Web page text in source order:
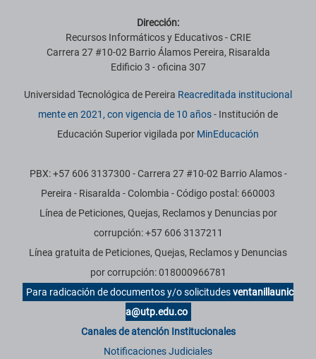
Dirección:
Recursos Informáticos y Educativos - CRIE
Carrera 27 #10-02 Barrio Álamos Pereira, Risaralda
Edificio 3 - oficina 307
Universidad Tecnológica de Pereira Reacreditada institucional
mente en 2021, con vigencia de 10 años- Institución de
Educación Superior vigilada por MinEducación
PBX: +57 606 3137300 - Carrera 27 #10-02 Barrio Alamos -
Pereira - Risaralda - Colombia - Código postal: 660003
Línea de Peticiones, Quejas, Reclamos y Denuncias por
corrupción: +57 606 3137211
Línea gratuita de Peticiones, Quejas, Reclamos y Denuncias
por corrupción: 018000966781
Para radicación de documentos y/o solicitudesventanillaunic
a@utp.edu.co
Canales de atención Institucionales
Notificaciones Judiciales